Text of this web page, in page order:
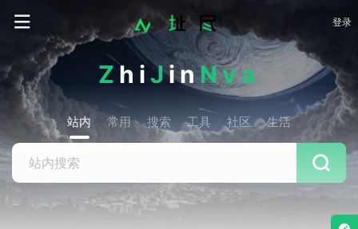
登录
ZhiJinNva
站内 常用 搜索 工具 社区 生活